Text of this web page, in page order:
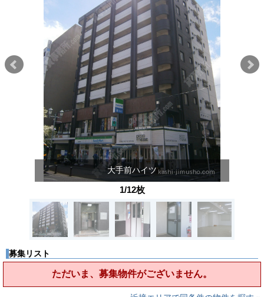
大手前ハイツ
1/12枚
募集リスト
ただいま、募集物件がございません。